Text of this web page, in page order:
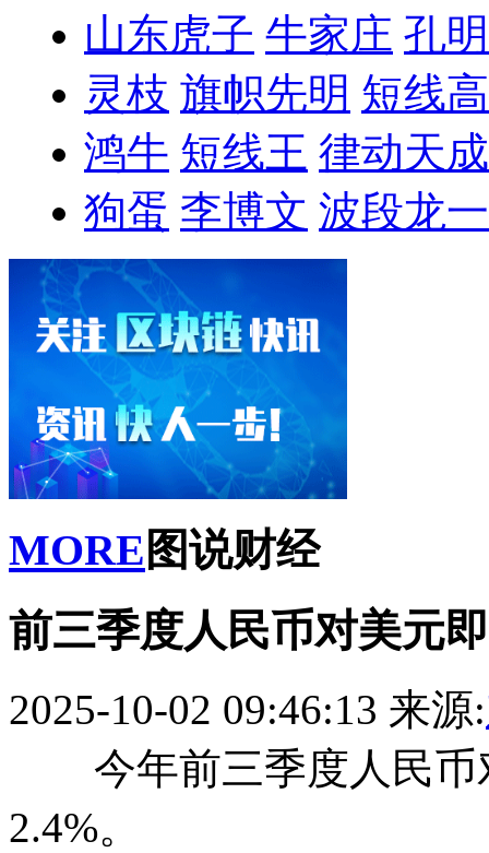
山东虎子 牛家庄 孔
灵枝 旗帜先明 短线
鸿牛 短线王 律动天成
狗蛋 李博文 波段龙一
MORE 图说财经
前三季度人民币对美元
2025-10-02 09:46:13 来源:
今年前三季度人民币
2.4%。